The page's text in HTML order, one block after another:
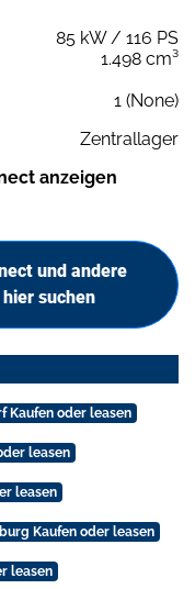
85 kW / 116 PS
1.498 cm³
1 (None)
Zentrallager
anzeigen
und andere
suchen
Kaufen oder leasen
leasen
leasen
Kaufen oder leasen
leasen